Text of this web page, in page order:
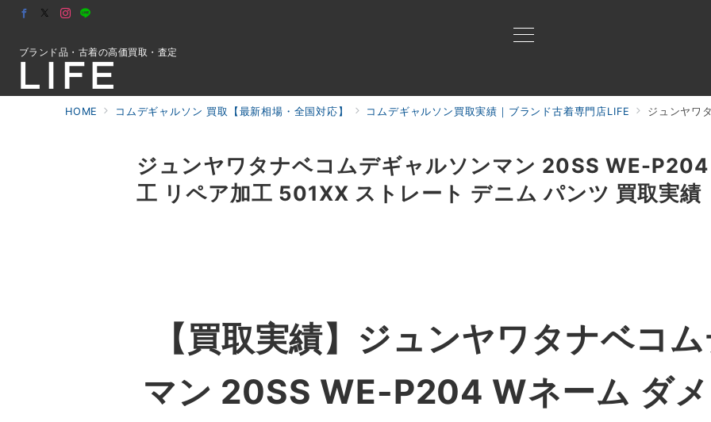
ブランド品・古着の高価買取・査定
HOME コムデギャルソン 買取【最新相場・全国対応】 コムデギャルソン買取実績｜ブランド古着専門店LIFE ジュンヤワタナベコム
ジュンヤワタナベコムデギャルソンマン 20SS WE-
工 リペア加工 501XX ストレート デニム パンツ 買取実績
【買取実績】 ジュンヤワタナベコ
マン 20SS WE-P204 Wネーム ダ